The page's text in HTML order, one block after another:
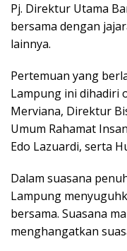
Pj. Direktur Utama
bersama dengan
lainnya.
Pertemuan yang
Lampung ini dihadiri
Merviana, Direktur
Umum Rahamat
Edo Lazuardi, serta
Dalam suasana
Lampung
bersama. Suasana
menghangatkan